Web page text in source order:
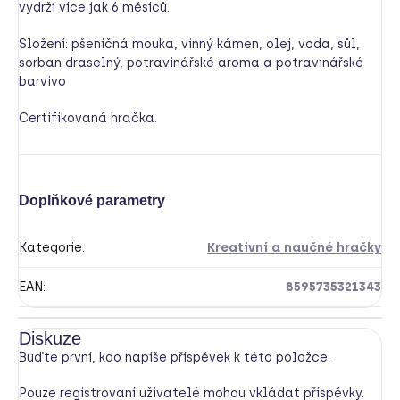
vydrží více jak 6 měsíců.
Složení: pšeničná mouka, vinný kámen, olej, voda, sůl,
sorban draselný, potravinářské aroma a potravinářské
barvivo
Certifikovaná hračka.
Doplňkové parametry
Kategorie: Kreativní a naučné hračky
EAN: 8595735321343
Diskuze
Buďte první, kdo napíše příspěvek k této položce.
Pouze registrovaní uživatelé mohou vkládat příspěvky.